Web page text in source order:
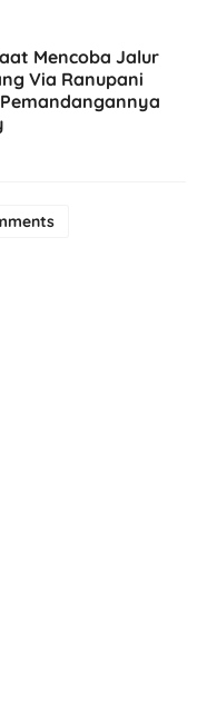
Mencoba Jalur
Via Ranupani